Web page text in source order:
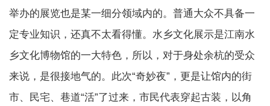
举办的展览也是某一细分领域内的。普通大众不具备一
定专业知识，还真不太看得懂。水乡文化展示是江南水
乡文化博物馆的一大特色，所以，对于身处余杭的受众
来说，是很接地气的。此次“奇妙夜”，更是让馆内的街
市、民宅、巷道“活”了过来，市民代表穿起古装，以角